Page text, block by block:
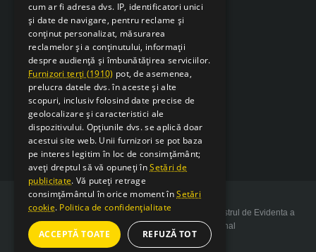
Copyright 2026 SarcSudex.ro Website inscris in Registrul de Evidenta a
Prelucrarii de Date cu Caracter Personal
cum ar fi adresa dvs. IP, identificatori unici
și date de navigare, pentru reclame și
conținut personalizat, măsurarea
reclamelor și a conținutului, informații
despre audiență și îmbunătățirea serviciilor.
Furnizori terți (1910) pot, de asemenea,
prelucra datele dvs. în aceste și alte
scopuri, inclusiv folosind date precise de
geolocalizare și caracteristici ale
dispozitivului. Opțiunile dvs. se aplică doar
acestui site web. Unii furnizori se pot baza
pe interes legitim în loc de consimțământ;
aveți dreptul să vă opuneți înSetări de
publicitate. Vă puteți retrage
consimțământul în orice moment înSetări
cookie. Politica de confidențialitate
ACCEPTĂ TOATE REFUZĂ TOT